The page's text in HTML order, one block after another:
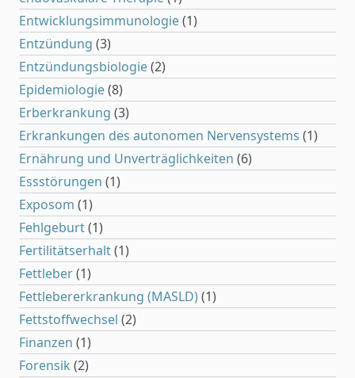
Entwicklungsimmunologie(1)
Entzündung (3)
Entzündungsbiologie(2)
Epidemiologie(8)
Erberkrankung (3)
Erkrankungen des autonomen Nervensystems (1)
Ernährung und Unverträglichkeiten (6)
Essstörungen (1)
Exposom (1)
Fehlgeburt(1)
Fertilitätserhalt(1)
Fettleber(1)
Fettlebererkrankung (MASLD)(1)
Fettstoffwechsel (2)
Finanzen (1)
Forensik (2)